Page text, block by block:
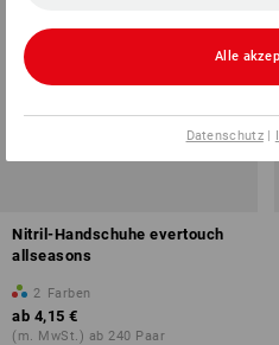
Nitril-Handschuhe evertouch
allseasons
2 Farben
ab 4,15 €
(m. MwSt.) ab 240 Paar
Alle
Datenschutz|